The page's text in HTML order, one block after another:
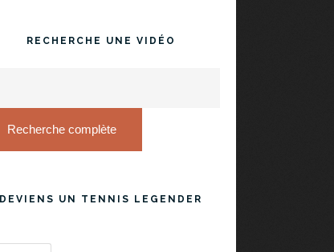
RECHERCHE UNE VIDÉO
Recherche complète
DEVIENS UN TENNIS LEGENDER